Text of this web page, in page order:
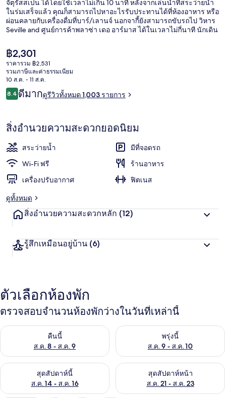
จัตุรัสสเปน ได้โดยใช้เวลาไม่เกิน 10 นาที หลังจากเล่นน้ำที่สระว่ายน้ำ
ในร่มเสร็จแล้ว คุณก็สามารถไปหาอะไรรับประทานได้ที่ห้องอาหาร หรือ
ผ่อนคลายกับเครื่องดื่มที่บาร์/เลานจ์ นอกจากี้ยังสามารถขับรถไป วิหาร
Seville and ศูนย์การค้าพลาซ่า เดอ อาร์มาส ได้ในเวลาไม่กี่นาที นักเดิน
ราคา
ปัจจุบัน
฿2,301
฿2,301
ราคารวม ฿2,531
รวมภาษีและค่าธรรมเนียม
10 ส.ค. - 11 ส.ค.
รีวิว
8.48.4 จาก 10
ดีมากดูรีวิวทั้งหมด 1,003 รายการ
สิ่งอำนวยความสะดวกยอดนิยม
สระว่ายน้ำ
มีที่จอดรถ
Wi-Fi ฟรี
ร้านอาหาร
เครื่องปรับอากาศ
ฟิตเนส
ดูทั้งหมด
สิ่งอำนวยความสะดวกหลัก (12)
รู้สึกเหมือนอยู่บ้าน (6)
ตัวเลือกห้องพัก
ตรวจสอบจำนวนห้องพักว่างในวันที่เหล่านี้
คืนนี้
ส.ค. 8 - ส.ค. 9
ตรวจสอบจำนวนห้องพักว่างในคืนนี้ ส.ค. 8 - ส.ค. 9พรุ่งนี้
ส.ค. 9 - ส.ค. 10
ตรวจสอบจำนวนห้องพักว่างใน
สุดสัปดาห์นี้
ส.ค. 14 - ส.ค. 16
ตรวจสอบจำนวนห้องพักว่างในสุดสัปดาห์นี้ ส.ค. 14 - ส.ค. 16
สุดสัปดาห์หน้า
ส.ค. 21 - ส.ค. 23
ตรวจสอบจำนวนห้องพักว่างใน